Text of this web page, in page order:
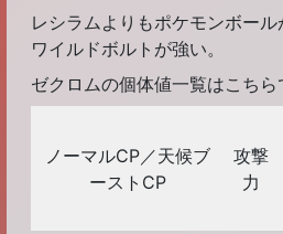
レシラムよりもポケモンボール
ワイルドボルトが強い。
ゼクロムの個体値一覧はこちら
ノーマルCP／天候ブ
ーストCP
攻撃
力